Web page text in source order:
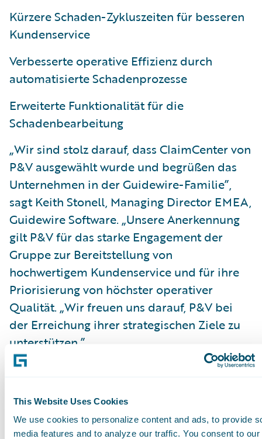
This Website Uses Cookies
We use cookies to personalize content and ads, to provide
media features and to analyze our traffic. You consent to our
Kürzere Schaden-Zykluszeiten für besseren
Kundenservice
Verbesserte operative Effizienz durch
automatisierte Schadenprozesse
Erweiterte Funktionalität für die
Schadenbearbeitung
„Wir sind stolz darauf, dass ClaimCenter von
P&V ausgewählt wurde und begrüßen das
Unternehmen in der Guidewire-Familie”,
sagt Keith Stonell, Managing Director EMEA,
Guidewire Software. „Unsere Anerkennung
gilt P&V für das starke Engagement der
Gruppe zur Bereitstellung von
hochwertigem Kundenservice und für ihre
Priorisierung von höchster operativer
Qualität. „Wir freuen uns darauf, P&V bei
der Erreichung ihrer strategischen Ziele zu
unterstützen.”
marktführendes System, das alle Aspekte
des Schadenmanagements abdeckt und von
Grund auf für die spezifischen